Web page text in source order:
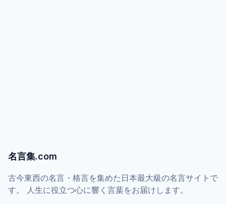
名言集.com
古今東西の名言・格言を集めた日本最大級の名言サイトで
す。 人生に役立つ心に響く言葉をお届けします。